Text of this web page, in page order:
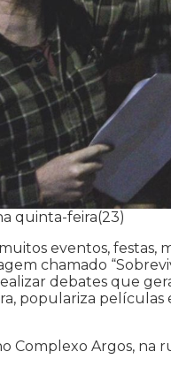
quinta-feira(23)
eventos, festas,
chamado
debates que
populariza películas
Argos, na